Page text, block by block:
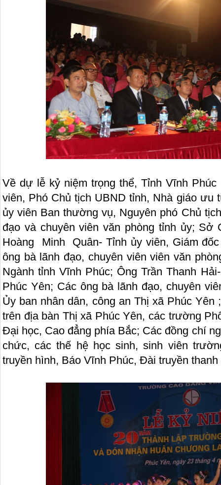
Về dự lễ kỷ niệm trọng thể, Tỉnh Vĩnh
viên, Phó Chủ tịch UBND tỉnh, Nhà giáo ưu
ủy viên Ban thường vụ, Nguyên phó Chủ
đạo và chuyên viên văn phòng tỉnh ủy;
Hoàng Minh Quân- Tỉnh ủy viên, Giám
ông bà lãnh đạo, chuyên viên viên văn
Ngành tỉnh Vĩnh Phúc; Ông Trần Thanh
Phúc Yên; Các ông bà lãnh đạo, chuyên
Ủy ban nhân dân, công an Thị xã Phúc
trên địa bàn Thị xã Phúc Yên, các trường
Đại học, Cao đẳng phía Bắc; Các đồng chí
chức, các thế hệ học sinh, sinh viên
truyền hình, Báo Vĩnh Phúc, Đài truyền